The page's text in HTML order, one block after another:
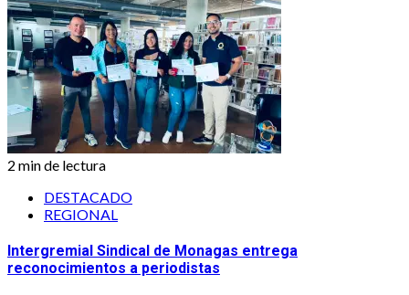
2 min de lectura
DESTACADO
REGIONAL
Intergremial Sindical de Monagas entrega
reconocimientos a periodistas